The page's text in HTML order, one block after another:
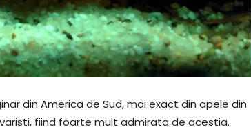
din America de Sud, mai exact din apele din
fiind foarte mult admirata de acestia.